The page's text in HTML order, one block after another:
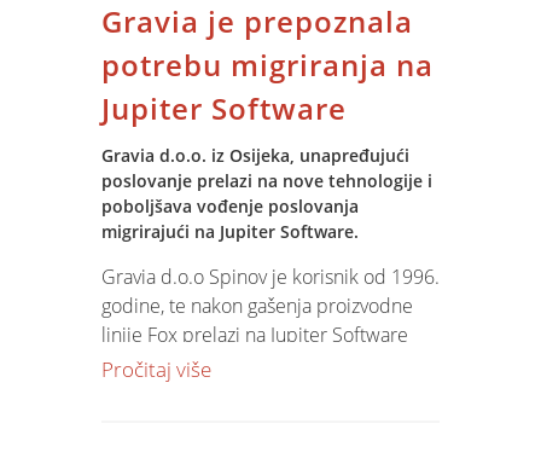
industrije, sudjeluje u panelu (13:30) o
ulozi ICT u prehrambeno-prerađivačkoj
industriji.
Digitalne Hrvatske
Gravia je prepoznala
potrebu migriranja na
Jupiter Software
Gravia d.o.o. iz Osijeka, unapređujući
poslovanje prelazi na nove tehnologije i
poboljšava vođenje poslovanja
migrirajući na Jupiter Software.
Gravia d.o.o Spinov je korisnik od 1996.
godine, te nakon gašenja proizvodne
linije Fox prelazi na Jupiter Software
kako bi uspješnije pratila vlastiti rast
Pročitaj više